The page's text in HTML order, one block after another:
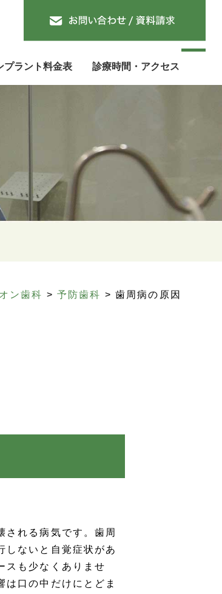
プラント料金表 診療時間・アクセス
ン歯科 >予防歯科 > 歯周病の原因
される病気です。歯周
しないと自覚症状があ
スも少なくありませ
は口の中だけにとどま